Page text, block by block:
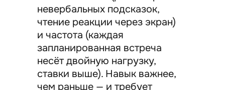
невербальных подсказок,
чтение реакции через экран)
и частота (каждая
запланированная встреча
несёт двойную нагрузку,
ставки выше). Навык важнее,
чем раньше — и требует